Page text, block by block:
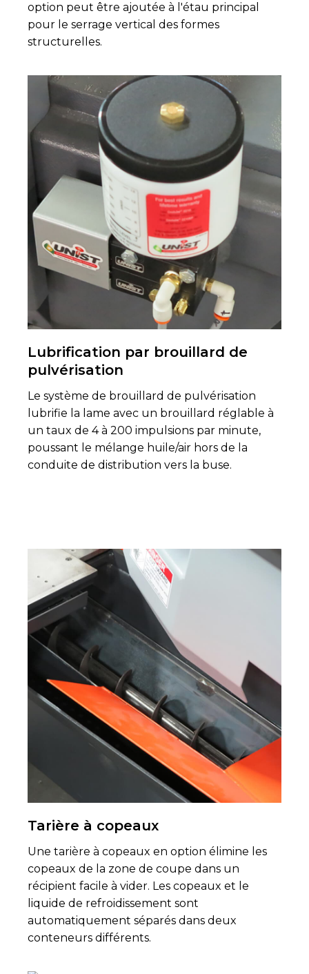
option peut être ajoutée à l'étau principal
pour le serrage vertical des formes
structurelles.
Lubrification par brouillard de
pulvérisation
Le système de brouillard de pulvérisation
lubrifie la lame avec un brouillard réglable à
un taux de 4 à 200 impulsions par minute,
poussant le mélange huile/air hors de la
conduite de distribution vers la buse.
Tarière à copeaux
Une tarière à copeaux en option élimine les
copeaux de la zone de coupe dans un
récipient facile à vider. Les copeaux et le
liquide de refroidissement sont
automatiquement séparés dans deux
conteneurs différents.